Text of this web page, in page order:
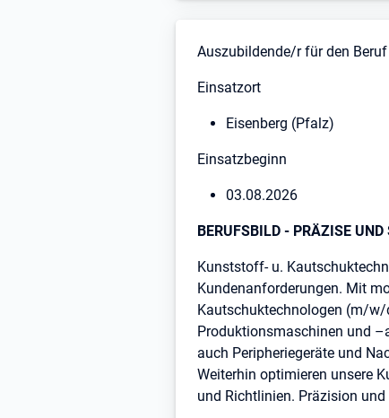
Stellenbeschreibung
Auszubildende/r für den
Einsatzort
Eisenberg (Pfalz)
Einsatzbeginn
03.08.2026
BERUFSBILD - PRÄZISE UND
Kunststoff- u.
Kundenanforderungen. Mit
Kautschuktechnologen (m/w/
Produktionsmaschinen und
auch Peripheriegeräte und
Weiterhin optimieren unsere
und Richtlinien. Präzision